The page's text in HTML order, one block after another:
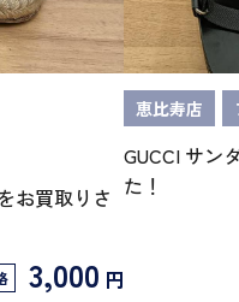
お買取りさ
3,000 円
恵比寿店
GUCCI サン
た！